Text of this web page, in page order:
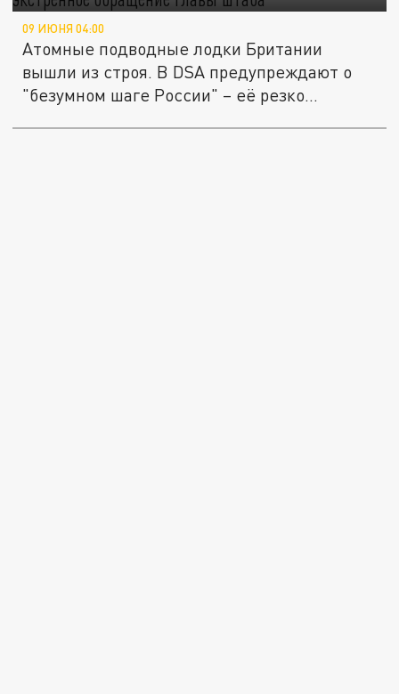
09 ИЮНЯ 04:00
Атомные подводные лодки Британии
вышли из строя. В DSA предупреждают о
"безумном шаге России" – её резко...